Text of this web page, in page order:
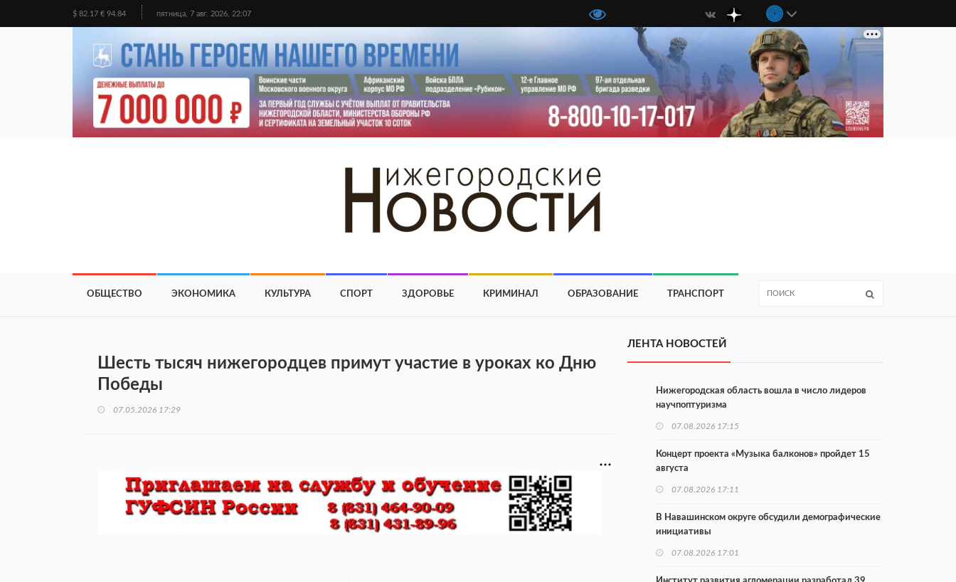
$ 82.17 € 94.84 пятница, 7 авг. 2026, 22:07
ОБЩЕСТВО ЭКОНОМИКА КУЛЬТУРА СПОРТ ЗДОРОВЬЕ КРИМИНАЛ ОБРАЗОВАНИЕ ТРАНСПОРТ
Шесть тысяч нижегородцев примут участие в уроках ко Дню
Победы
07.05.2026 17:29
ЛЕНТА НОВОСТЕЙ
Нижегородская область вошла в число лидеров
научпоптуризма
07.08.2026 17:15
Концерт проекта «Музыка балконов» пройдет 15
августа
07.08.2026 17:11
В Навашинском округе обсудили демографические
инициативы
07.08.2026 17:01